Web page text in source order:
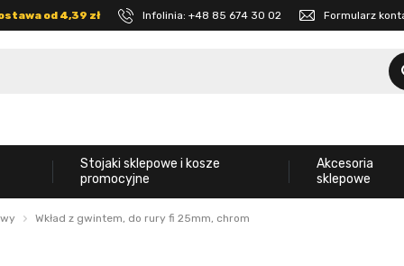
od 4,39 zł Infolinia: +48 85 674 30 02 Formularz
Stojaki sklepowe i kosze
promocyjne
Akcesoria
sklepowe
Wkład z gwintem, do rury fi 25mm, chrom